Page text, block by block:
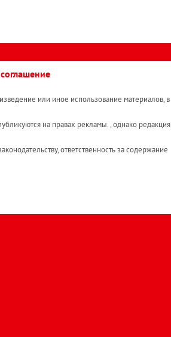
или иное использование материалов, в
на правах рекламы. , однако редакция
ответственность за содержание